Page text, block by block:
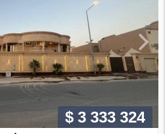
$ 3 333 324